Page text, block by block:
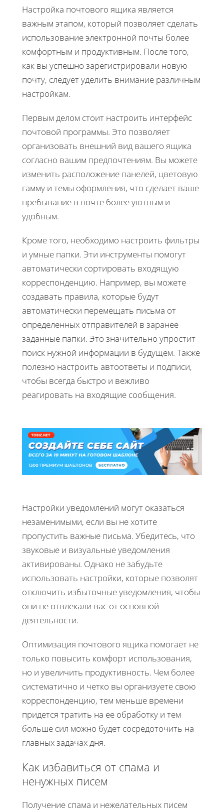
Настройка почтового ящика является
важным этапом, который позволяет сделать
использование электронной почты более
комфортным и продуктивным. После того,
как вы успешно зарегистрировали новую
почту, следует уделить внимание различным
настройкам.
Первым делом стоит настроить интерфейс
почтовой программы. Это позволяет
организовать внешний вид вашего ящика
согласно вашим предпочтениям. Вы можете
изменить расположение панелей, цветовую
гамму и темы оформления, что сделает ваше
пребывание в почте более уютным и
удобным.
Кроме того, необходимо настроить фильтры
и умные папки. Эти инструменты помогут
автоматически сортировать входящую
корреспонденцию. Например, вы можете
создавать правила, которые будут
автоматически перемещать письма от
определенных отправителей в заранее
заданные папки. Это значительно упростит
поиск нужной информации в будущем. Также
полезно настроить автоответы и подписи,
чтобы всегда быстро и вежливо
реагировать на входящие сообщения.
Настройки уведомлений могут оказаться
незаменимыми, если вы не хотите
пропустить важные письма. Убедитесь, что
звуковые и визуальные уведомления
активированы. Однако не забудьте
использовать настройки, которые позволят
отключить избыточные уведомления, чтобы
они не отвлекали вас от основной
деятельности.
Оптимизация почтового ящика помогает не
только повысить комфорт использования,
но и увеличить продуктивность. Чем более
систематично и четко вы организуете свою
корреспонденцию, тем меньше времени
придется тратить на ее обработку и тем
больше сил можно будет сосредоточить на
главных задачах дня.
Как избавиться от спама и
ненужных писем
Получение спама и нежелательных писем